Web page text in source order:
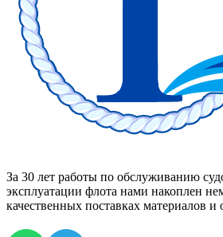
За 30 лет работы по обслуживанию
эксплуатации флота нами накоплен
качественных поставках материалов и